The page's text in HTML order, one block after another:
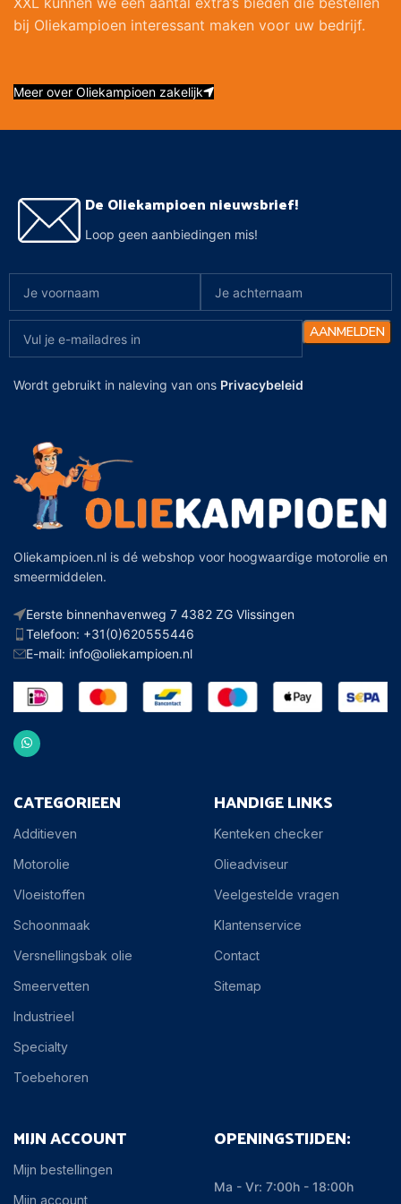
bij Oliekampioen interessant maken voor uw bedrijf.
Meer over Oliekampioen zakelijk
De Oliekampioen nieuwsbrief!
Loop geen aanbiedingen mis!
Wordt gebruikt in naleving van ons Privacybeleid
Oliekampioen.nl is dé webshop voor hoogwaardige motorolie en
smeermiddelen.
Eerste binnenhavenweg 7 4382 ZG Vlissingen
Telefoon: +31(0)620555446
E-mail: info@oliekampioen.nl
CATEGORIEEN
Additieven
Motorolie
Vloeistoffen
Schoonmaak
Versnellingsbak olie
Smeervetten
Industrieel
Specialty
Toebehoren
HANDIGE LINKS
Kenteken checker
Olieadviseur
Veelgestelde vragen
Klantenservice
Contact
Sitemap
MIJN ACCOUNT
Mijn bestellingen
Mijn account
OPENINGSTIJDEN:
Ma - Vr: 7:00h - 18:00h